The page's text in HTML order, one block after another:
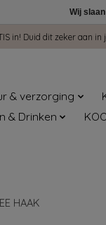
in! Duid dit zeker aan
& verzorging
& Drinken
HAAK
Wij